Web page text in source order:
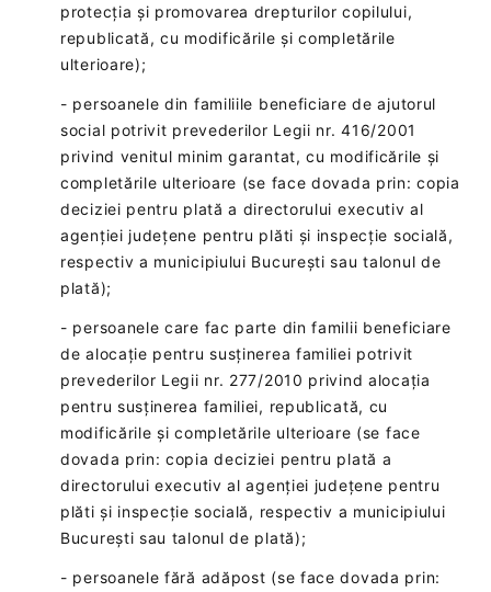
protecția și promovarea drepturilor copilului,
republicată, cu modificările și completările
ulterioare);
- persoanele din familiile beneficiare de ajutorul
social potrivit prevederilor Legii nr. 416/2001
privind venitul minim garantat, cu modificările și
completările ulterioare (se face dovada prin: copia
deciziei pentru plată a directorului executiv al
agenției județene pentru plăti și inspecție socială,
respectiv a municipiului București sau talonul de
plată);
- persoanele care fac parte din familii beneficiare
de alocație pentru susținerea familiei potrivit
prevederilor Legii nr. 277/2010 privind alocația
pentru susținerea familiei, republicată, cu
modificările și completările ulterioare (se face
dovada prin: copia deciziei pentru plată a
directorului executiv al agenției județene pentru
plăti și inspecție socială, respectiv a municipiului
București sau talonul de plată);
- persoanele fără adăpost (se face dovada prin: